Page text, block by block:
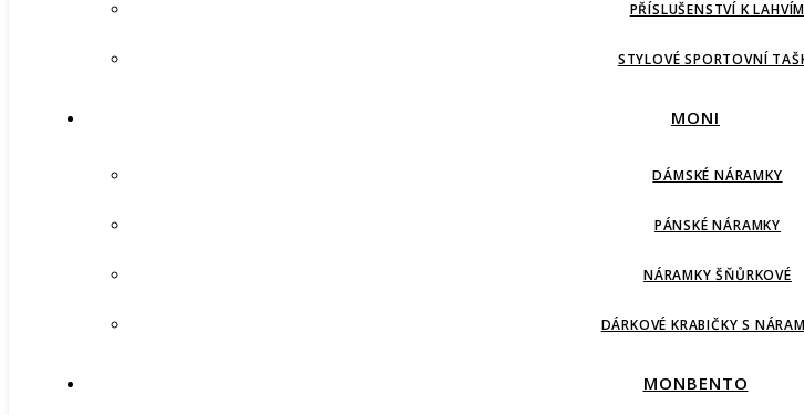
PŘÍSLUŠENSTVÍ K LAHVÍM
STYLOVÉ SPORTOVNÍ
MONI
DÁMSKÉ NÁRAMKY
PÁNSKÉ NÁRAMKY
NÁRAMKY ŠŇŮRKOVÉ
DÁRKOVÉ KRABIČKY S
MONBENTO